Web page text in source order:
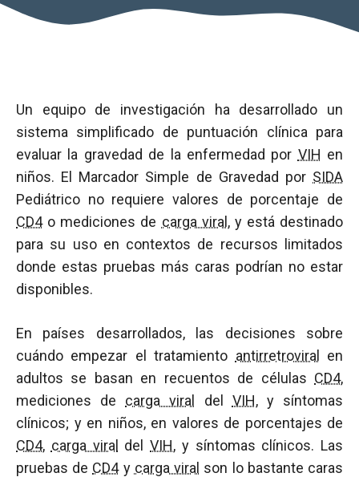
Un equipo de investigación ha desarrollado un
sistema simplificado de puntuación clínica para
evaluar la gravedad de la enfermedad por VIH en
niños. El Marcador Simple de Gravedad por SIDA
Pediátrico no requiere valores de porcentaje de
CD4o mediciones de carga viral , y está destinado
para su uso en contextos de recursos limitados
donde estas pruebas más caras podrían no estar
disponibles.
En países desarrollados, las decisiones sobre
cuándo empezar el tratamiento antirretroviral
en
adultos se basan en recuentos de células CD4,
mediciones de carga viral del VIH, y síntomas
clínicos; y en niños, en valores de porcentajes de
CD4, carga viral del VIH, y síntomas clínicos. Las
pruebas de CD4y carga viral son lo bastante caras